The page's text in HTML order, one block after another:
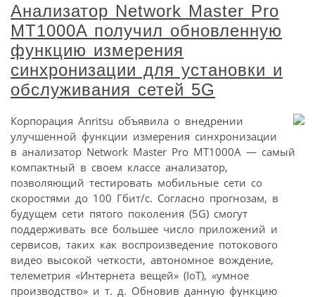
Анализатор Network Master Pro
MT1000A получил обновленную
функцию измерения
синхронизации для установки и
обслуживания сетей 5G
Корпорация Anritsu объявила о внедрении
улучшенной функции измерения синхронизации
в анализатор Network Master Pro MT1000A — самый
компактный в своем классе анализатор,
позволяющий тестировать мобильные сети со
скоростями до 100 Гбит/с. Согласно прогнозам, в
будущем сети пятого поколения (5G) смогут
поддерживать все большее число приложений и
сервисов, таких как воспроизведение потокового
видео высокой четкости, автономное вождение,
телеметрия «Интернета вещей» (IoT), «умное
производство» и т. д. Обновив данную функцию